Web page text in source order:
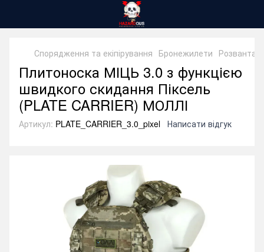
Спорядження та екіпірування Бронежилети
Плитоноска МІЦЬ 3.0 з функцією
швидкого скидання Піксель
(PLATE CARRIER) МОЛЛІ
Артикул: PLATE_CARRIER_3.0_pixel Написати відгук